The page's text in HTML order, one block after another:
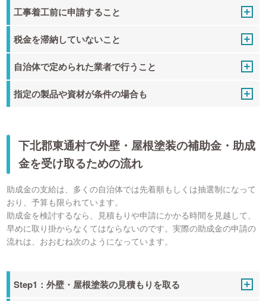
工事着工前に申請すること
税金を滞納していないこと
自治体で定められた業者で行うこと
指定の製品や資材が条件の場合も
下北郡東通村で外壁・屋根塗装の補助金・助成
金を受け取るための流れ
助成金の支給は、多くの自治体では先着順もしくは抽選制になって
おり、予算も限られています。
助成金を検討するなら、見積もりや申請にかかる時間を見越して、
早めに取り掛からなくてはならないのです。実際の助成金の申請の
流れは、おおむね次のようになっています。
Step1：外壁・屋根塗装の見積もりを取る